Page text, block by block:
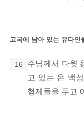
고국에 남아 있는 유다인
16
주님께서 다윗
고 있는 온 백
형제들을 두고